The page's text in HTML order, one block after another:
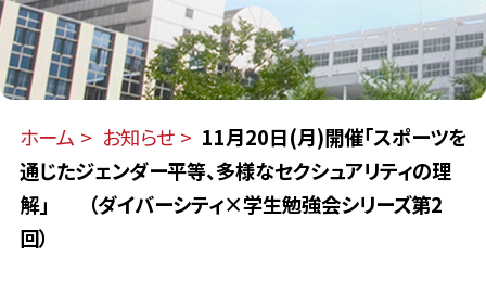
ホーム お知らせ
11月20日(月)開催「スポーツを
通じたジェンダー平等、多様なセクシュアリティの理
解」 （ダイバーシティ×学生勉強会シリーズ第2
回）